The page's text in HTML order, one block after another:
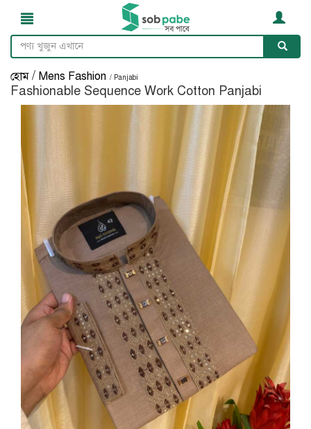
হোম / Mens Fashion / Panjabi
Fashionable Sequence Work Cotton Panjabi